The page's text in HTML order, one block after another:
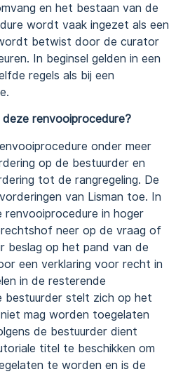
en het bestaan van de
wordt vaak ingezet als een
betwist door de curator
In beginsel gelden in een
regels als bij een
renvooiprocedure?
onder meer
op de bestuurder en
tot de rangregeling. De
van Lisman toe. In
in hoger
neer op de vraag of
beslag op het pand van de
een verklaring voor recht in
in de resterende
bestuurder stelt zich op het
mag worden toegelaten
de bestuurder dient
titel te beschikken om
te worden en is de